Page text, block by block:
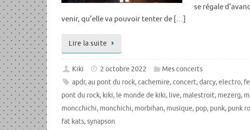
se régale
venir, qu’elle va pouvoir tenter de […]
Lire la suite
Kiki 2 octobre 2022
Mes concerts
apdr,au pont du rock,cachemire,concert,darcy,electro,
pont du rock, kiki, le monde de kiki, live, malestroit, mezerg,
moncchichi, monchichi, morbihan, musique, pop, punk, punk
fat kats,synapson